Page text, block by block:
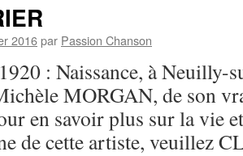
2016par Passion Chanson
: Naissance, à Neuilly-
MORGAN, de son
en savoir plus sur la vie
de cette artiste, veuillez